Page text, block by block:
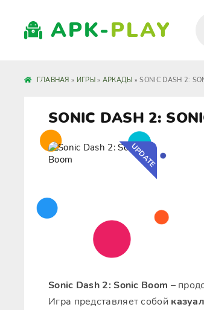
APK-PLAY
ГЛАВНАЯ » ИГРЫ» АРКАДЫ » SONIC DASH 2:
SONIC DASH 2:
UPDATE
Sonic Dash 2: Sonic Boom –
Игра представляет собой